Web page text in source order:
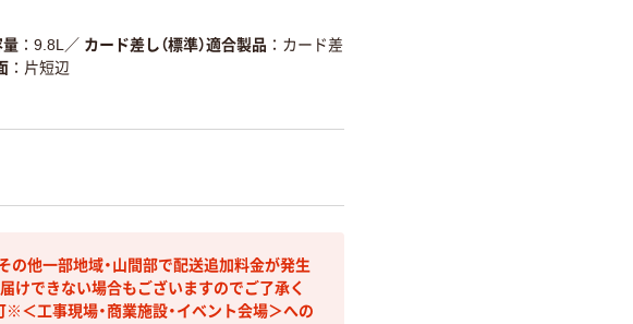
量 9.8L ／ カード差し（標準）適合製品
カード差
片短辺
の他一部地域・山間部で配送追加料金が発生
けできない場合もございますのでご了承く
＜工事現場・商業施設・イベント会場＞への